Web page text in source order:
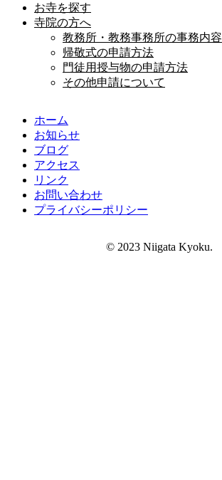
お寺を探す
寺院の方へ
教務所・教務事務所の事務内容
帰敬式の申請方法
門徒用授与物の申請方法
その他申請について
ホーム
お知らせ
ブログ
アクセス
リンク
お問い合わせ
プライバシーポリシー
© 2023 Niigata Kyoku.